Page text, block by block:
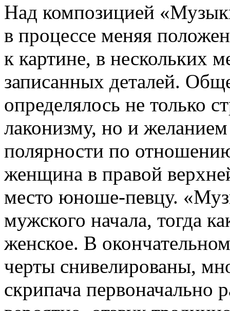
Над композицией
в процессе меняя
к картине, в нескольких
записанных деталей.
определялось не только
лаконизму, но и
полярности по
женщина в правой
место юноше-певцу.
мужского начала, тогда
женское. В
черты снивелированы,
скрипача первоначально